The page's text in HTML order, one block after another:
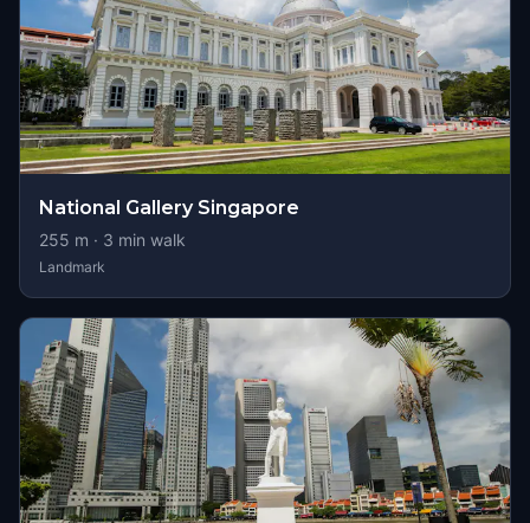
National Gallery Singapore
255 m · 3 min walk
Landmark